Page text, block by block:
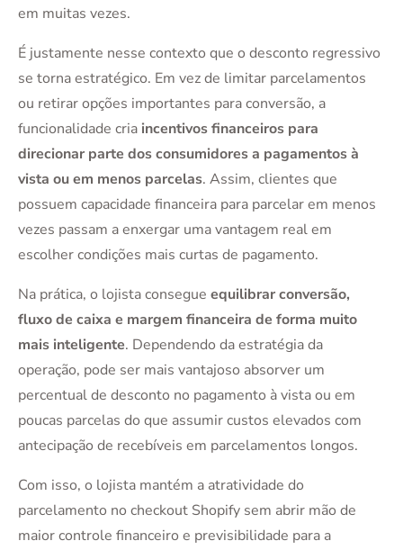
em muitas vezes.
É justamente nesse contexto que o desconto regressivo
se torna estratégico. Em vez de limitar parcelamentos
ou retirar opções importantes para conversão, a
funcionalidade cria incentivos financeiros para
direcionar parte dos consumidores a pagamentos à
vista ou em menos parcelas. Assim, clientes que
possuem capacidade financeira para parcelar em menos
vezes passam a enxergar uma vantagem real em
escolher condições mais curtas de pagamento.
Na prática, o lojista consegue equilibrar conversão,
fluxo de caixa e margem financeira de forma muito
mais inteligente. Dependendo da estratégia da
operação, pode ser mais vantajoso absorver um
percentual de desconto no pagamento à vista ou em
poucas parcelas do que assumir custos elevados com
antecipação de recebíveis em parcelamentos longos.
Com isso, o lojista mantém a atratividade do
parcelamento no checkout Shopify sem abrir mão de
maior controle financeiro e previsibilidade para a